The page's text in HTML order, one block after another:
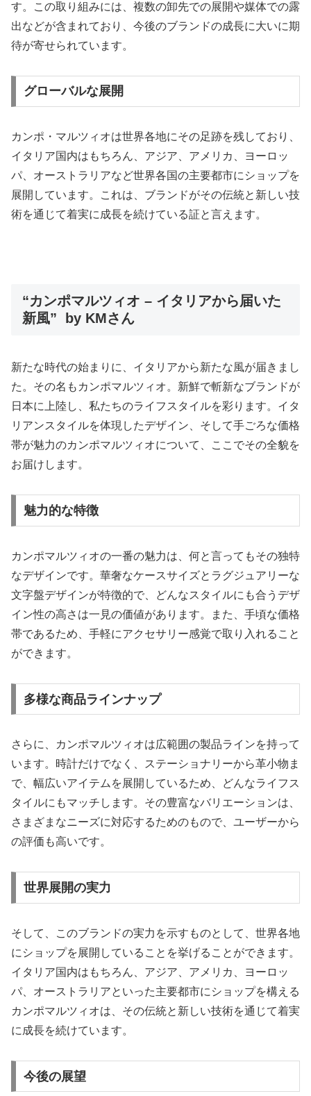
す。この取り組みには、複数の卸先での展開や媒体での露
出などが含まれており、今後のブランドの成長に大いに期
待が寄せられています。
グローバルな展開
カンポ・マルツィオは世界各地にその足跡を残しており、
イタリア国内はもちろん、アジア、アメリカ、ヨーロッ
パ、オーストラリアなど世界各国の主要都市にショップを
展開しています。これは、ブランドがその伝統と新しい技
術を通じて着実に成長を続けている証と言えます。
“カンポマルツィオ – イタリアから届いた
新風” by KMさん
新たな時代の始まりに、イタリアから新たな風が届きまし
た。その名もカンポマルツィオ。新鮮で斬新なブランドが
日本に上陸し、私たちのライフスタイルを彩ります。イタ
リアンスタイルを体現したデザイン、そして手ごろな価格
帯が魅力のカンポマルツィオについて、ここでその全貌を
お届けします。
魅力的な特徴
カンポマルツィオの一番の魅力は、何と言ってもその独特
なデザインです。華奢なケースサイズとラグジュアリーな
文字盤デザインが特徴的で、どんなスタイルにも合うデザ
イン性の高さは一見の価値があります。また、手頃な価格
帯であるため、手軽にアクセサリー感覚で取り入れること
ができます。
多様な商品ラインナップ
さらに、カンポマルツィオは広範囲の製品ラインを持って
います。時計だけでなく、ステーショナリーから革小物ま
で、幅広いアイテムを展開しているため、どんなライフス
タイルにもマッチします。その豊富なバリエーションは、
さまざまなニーズに対応するためのもので、ユーザーから
の評価も高いです。
世界展開の実力
そして、このブランドの実力を示すものとして、世界各地
にショップを展開していることを挙げることができます。
イタリア国内はもちろん、アジア、アメリカ、ヨーロッ
パ、オーストラリアといった主要都市にショップを構える
カンポマルツィオは、その伝統と新しい技術を通じて着実
に成長を続けています。
今後の展望